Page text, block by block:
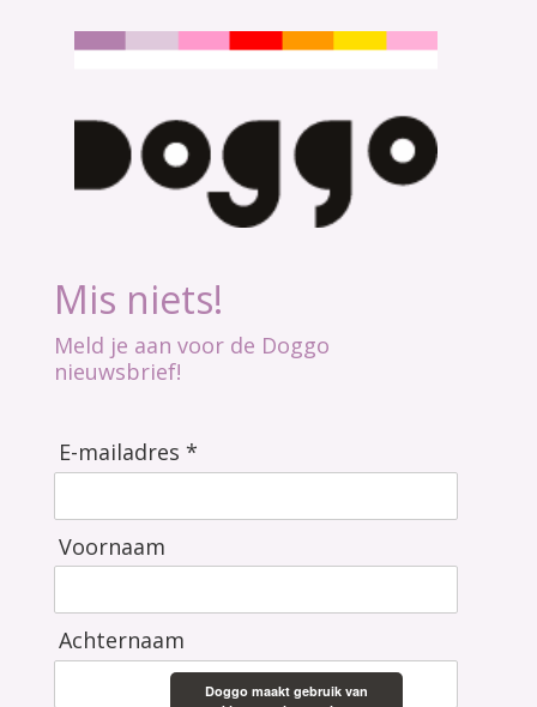
Mis niets!
Meld je aan voor de Doggo
nieuwsbrief!
E-mailadres *
Voornaam
Achternaam
Doggo maakt gebruik van